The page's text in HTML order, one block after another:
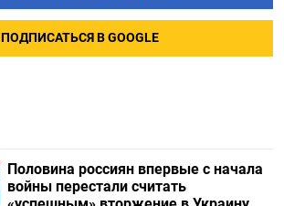
ПОДПИСАТЬСЯ В GOOGLE
Половина россиян впервые с начала
войны перестали считать